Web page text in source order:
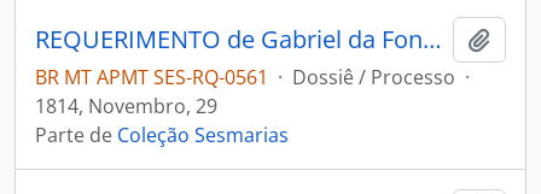
REQUERIMENTO de Gabriel da Fonseca Souza ao Governador e Capitão-General da Capitania de Mato Grosso João Carlos Augusto D' Oeynhausen e Gravemberg.
BR MT APMT SES-RQ-0561 · Dossiê / Processo ·
1814, Novembro, 29
Parte de Coleção Sesmarias